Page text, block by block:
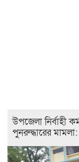
উপজেলা নির্বাহী
পুনরুদ্ধারের